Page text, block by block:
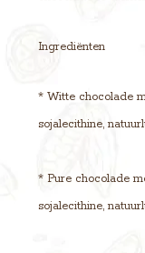
Ingrediënten
* Witte chocolade
sojalecithine,
* Pure chocolade
sojalecithine,